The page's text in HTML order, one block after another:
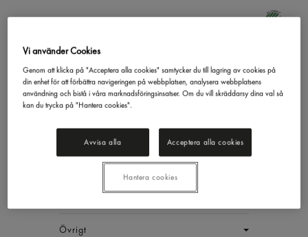
Original Maskindiskmedel
Yes70p
EAN:
LOGGA IN
Generell produktinfo
Innehållsförteckning
Övrigt
Vi använder Cookies
Genom att klicka på "Acceptera alla cookies" samtycker du till lagring av cookies på
din enhet för att förbättra navigeringen på webbplatsen, analysera webbplatsens
användning och bistå i våra marknadsföringsinsatser. Om du vill skräddarsy dina val så
kan du trycka på "Hantera cookies".
Avvisa alla Acceptera alla cookies
Hantera cookies